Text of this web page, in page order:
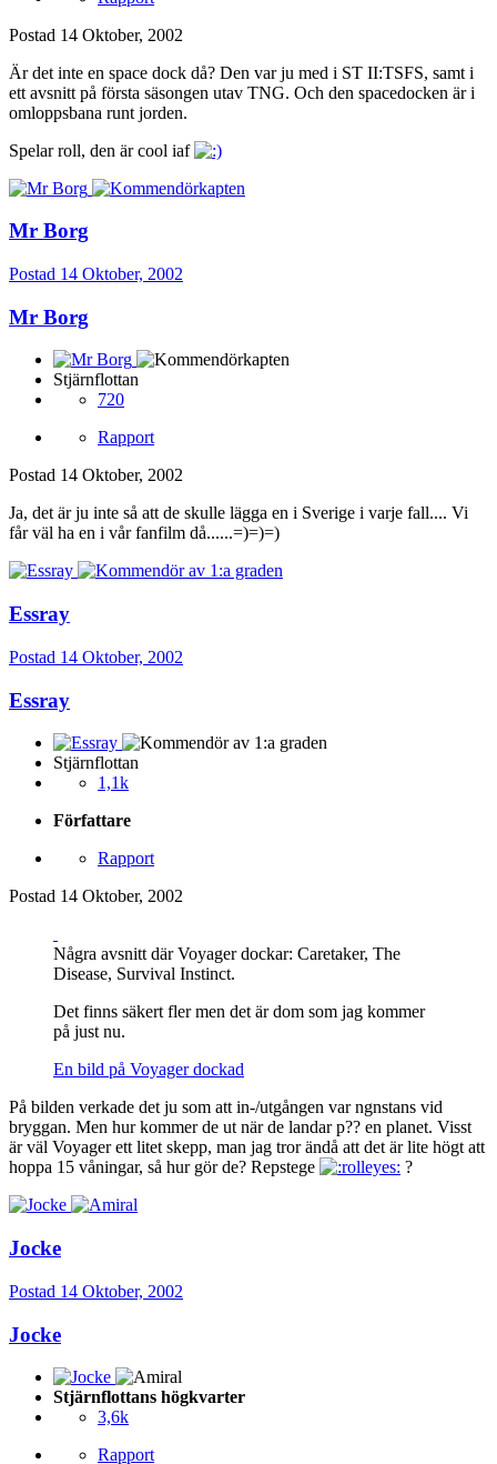
Postad 14 Oktober, 2002
Är det inte en space dock då? Den var ju med i ST II:TSFS, samt i
ett avsnitt på första säsongen utav TNG. Och den spacedocken är i
omloppsbana runt jorden.
Spelar roll, den är cool iaf
Mr Borg
Postad 14 Oktober, 2002
Mr Borg
Stjärnflottan
720
Rapport
Postad 14 Oktober, 2002
Ja, det är ju inte så att de skulle lägga en i Sverige i varje fall.... Vi
får väl ha en i vår fanfilm då......=)=)=)
Essray
Postad 14 Oktober, 2002
Essray
Stjärnflottan
1,1k
Författare
Rapport
Postad 14 Oktober, 2002
Några avsnitt där Voyager dockar: Caretaker, The
Disease, Survival Instinct.
Det finns säkert fler men det är dom som jag kommer
på just nu.
En bild på Voyager dockad
På bilden verkade det ju som att in-/utgången var ngnstans vid
bryggan. Men hur kommer de ut när de landar p?? en planet. Visst
är väl Voyager ett litet skepp, man jag tror ändå att det är lite högt att
hoppa 15 våningar, så hur gör de? Repstege
?
Jocke
Postad 14 Oktober, 2002
Jocke
Stjärnflottans högkvarter
3,6k
Rapport